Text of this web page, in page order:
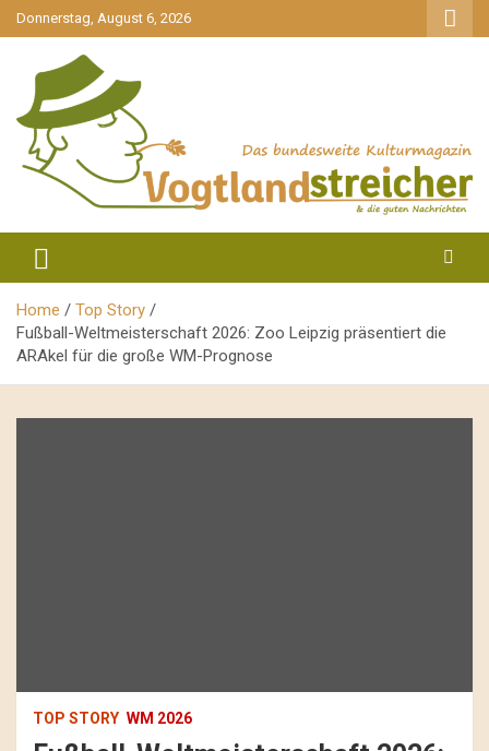
gehe
zum
Donnerstag, August 6, 2026
Vogtlandstreicher
Home
Top Story
Fußball-Weltmeisterschaft 2026: Zoo Leipzig präsentiert die
ARAkel für die große WM-Prognose
TOP STORY WM 2026